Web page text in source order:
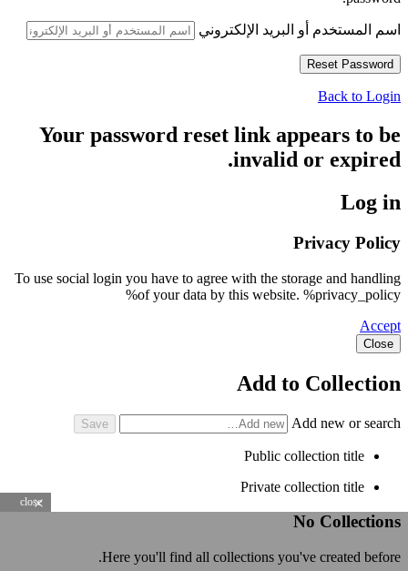
close
اسم المستخدم أو البريد الإلكتروني
Back to Login
Your password reset link appears to be
invalid or expired.
Log in
Privacy Policy
To use social login you have to agree with the storage and handling
of your data by this website. %privacy_policy%
Accept
Close
Add to Collection
Add new or search
Public collection title
Private collection title
No Collections
Here you'll find all collections you've created before.